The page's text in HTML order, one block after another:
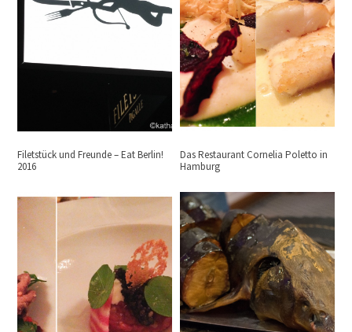
Filetstück und Freunde – Eat Berlin!
2016
Das Restaurant Cornelia Poletto in
Hamburg